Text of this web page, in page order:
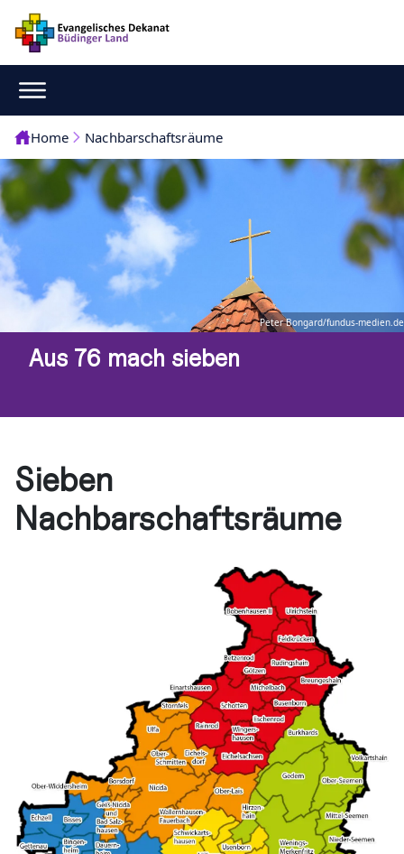
Home Nachbarschaftsräume
Peter Bongard/fundus-medien.de
Aus 76 mach sieben
Sieben
Nachbarschaftsräume